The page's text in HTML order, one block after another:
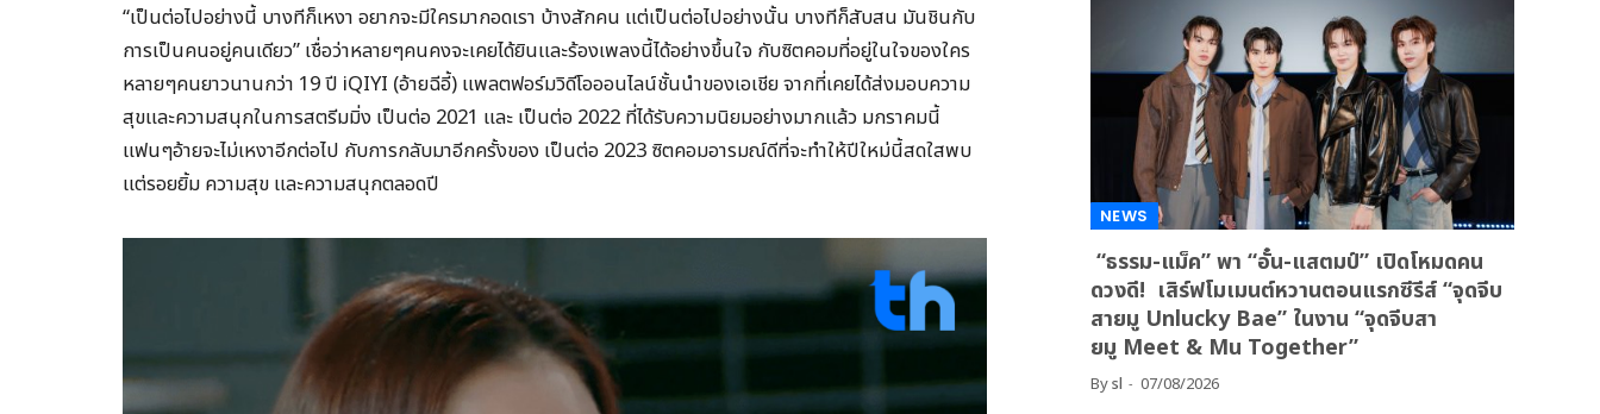
“เป็นต่อไปอย่างนี้ บางทีก็เหงา อยากจะมีใครมากอดเรา บ้างสักคน แต่เป็นต่อไปอย่างนั้น บางทีก็สับสน มันชินกับ
การเป็นคนอยู่คนเดียว” เชื่อว่าหลายๆคนคงจะเคยได้ยินและร้องเพลงนี้ได้อย่างขึ้นใจ กับซิตคอมที่อยู่ในใจของใคร
หลายๆคนยาวนานกว่า 19 ปี iQIYI (อ้ายฉีอี้) แพลตฟอร์มวิดีโอออนไลน์ชั้นนำของเอเชีย จากที่เคยได้ส่งมอบความ
สุขและความสนุกในการสตรีมมิ่ง เป็นต่อ 2021 และ เป็นต่อ 2022 ที่ได้รับความนิยมอย่างมากแล้ว มกราคมนี้
แฟนๆอ้ายจะไม่เหงาอีกต่อไป กับการกลับมาอีกครั้งของ เป็นต่อ 2023 ซิตคอมอารมณ์ดีที่จะทำให้ปีใหม่นี้สดใสพบ
แต่รอยยิ้ม ความสุข และความสนุกตลอดปี
NEWS
“ธรรม-แม็ค” พา “อั๋น-แสตมป์” เปิดโหมดคน
ดวงดี! เสิร์ฟโมเมนต์หวานตอนแรกซีรีส์ “จุดจีบ
สายมู Unlucky Bae” ในงาน “จุดจีบสา
ยมู Meet & Mu Together”
Bysl 07/08/2026